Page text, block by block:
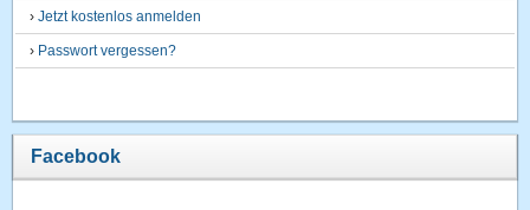
›Jetzt kostenlos anmelden
› Passwort vergessen?
Facebook